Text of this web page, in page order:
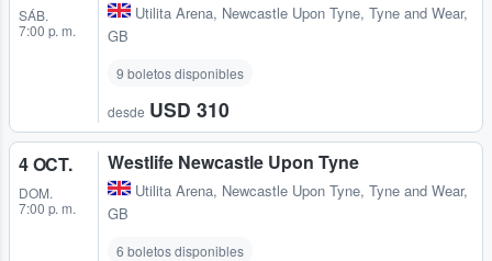
SÁB.
7:00 p. m.
Utilita Arena, Newcastle Upon Tyne, Tyne and Wear,
GB
9 boletos disponibles
desde USD 310
4 OCT.
DOM.
7:00 p. m.
Westlife Newcastle Upon Tyne
Utilita Arena, Newcastle Upon Tyne, Tyne and Wear,
GB
6 boletos disponibles